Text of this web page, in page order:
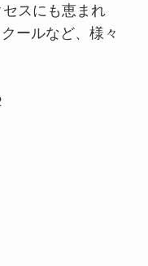
スにも恵まれ
ールなど、様々